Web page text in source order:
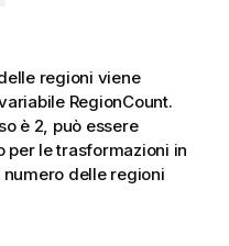
regioni viene
RegionCount.
è 2, può essere
per le trasformazioni in
delle regioni